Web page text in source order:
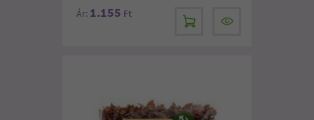
Ár: 1.155 Ft